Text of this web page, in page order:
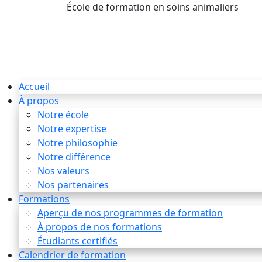
École de formation en soins animaliers
Accueil
À propos
Notre école
Notre expertise
Notre philosophie
Notre différence
Nos valeurs
Nos partenaires
Formations
Aperçu de nos programmes de formation
À propos de nos formations
Étudiants certifiés
Calendrier de formation